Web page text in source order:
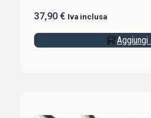
37,90 € Iva inclusa
Aggiungi